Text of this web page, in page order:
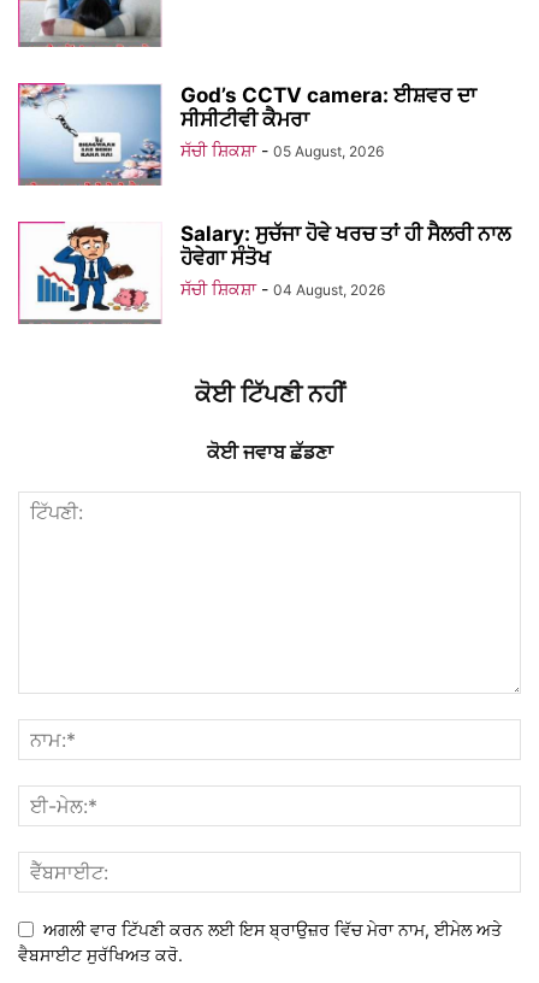
God’s CCTV camera: ਈਸ਼ਵਰ ਦਾ
ਸੀਸੀਟੀਵੀ ਕੈਮਰਾ
ਸੱਚੀ ਸ਼ਿਕਸ਼ਾ - 05 August, 2026
Salary: ਸੁਚੱਜਾ ਹੋਵੇ ਖਰਚ ਤਾਂ ਹੀ ਸੈਲਰੀ ਨਾਲ
ਹੋਵੇਗਾ ਸੰਤੋਖ
ਸੱਚੀ ਸ਼ਿਕਸ਼ਾ - 04 August, 2026
ਕੋਈ ਟਿੱਪਣੀ ਨਹੀਂ
ਕੋਈ ਜਵਾਬ ਛੱਡਣਾ
ਅਗਲੀ ਵਾਰ ਟਿੱਪਣੀ ਕਰਨ ਲਈ ਇਸ ਬ੍ਰਾਉਜ਼ਰ ਵਿੱਚ ਮੇਰਾ ਨਾਮ, ਈਮੇਲ ਅਤੇ
ਵੈਬਸਾਈਟ ਸੁਰੱਖਿਅਤ ਕਰੋ.